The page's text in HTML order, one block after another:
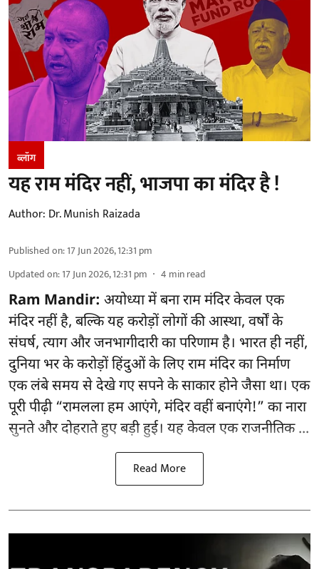
ब्लॉग
यह राम मंदिर नहीं, भाजपा का मंदिर है !
Author: Dr. Munish Raizada
Published on:17 Jun 2026, 12:31 pm
Updated on:17 Jun 2026, 12:31 pm 4 min read
Ram Mandir: अयोध्या में बना राम मंदिर केवल एक
मंदिर नहीं है, बल्कि यह करोड़ों लोगों की आस्था, वर्षों के
संघर्ष, त्याग और जनभागीदारी का परिणाम है। भारत ही नहीं,
दुनिया भर के करोड़ों हिंदुओं के लिए राम मंदिर का निर्माण
एक लंबे समय से देखे गए सपने के साकार होने जैसा था। एक
पूरी पीढ़ी “रामलला हम आएंगे, मंदिर वहीं बनाएंगे!” का नारा
सुनते और दोहराते हुए बड़ी हुई। यह केवल एक राजनीतिक ...
Read More